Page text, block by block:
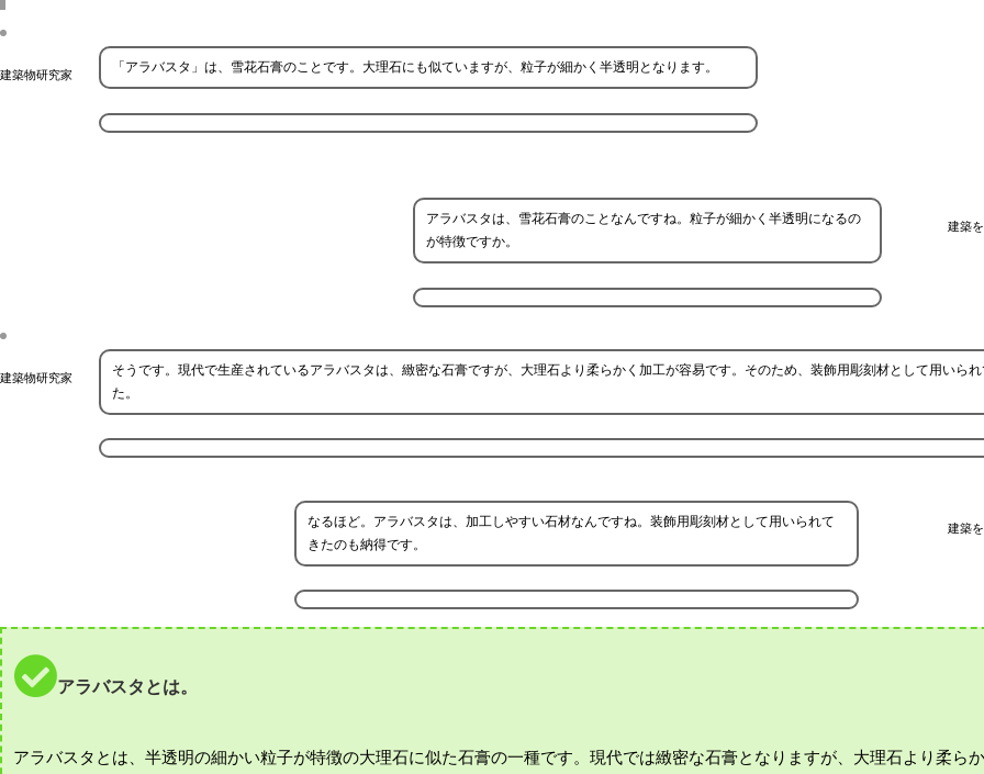
建築物研究家 「アラバスタ」は、雪花石膏のことです。大理石にも似ていますが、粒子が細かく半透明となります。
建築
アラバスタは、雪花石膏のことなんですね。粒子が細かく半透明になるの
が特徴ですか。
建築物研究家
そうです。現代で生産されているアラバスタは、緻密な石膏ですが、大理石より柔らかく加工が容易です。そのため、装飾用彫刻材として用いられ
た。
建築
なるほど。アラバスタは、加工しやすい石材なんですね。装飾用彫刻材として用いられて
きたのも納得です。
アラバスタとは。
アラバスタとは、半透明の細かい粒子が特徴の大理石に似た石膏の一種です。現代では緻密な石膏となりますが、大理石より柔ら